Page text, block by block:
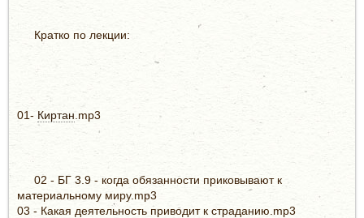
Кратко по лекции:
01- Киртан .mp3
02 - БГ 3.9 - когда обязанности приковывают к
материальному миру.mp3
03 - Какая деятельность приводит к страданию.mp3